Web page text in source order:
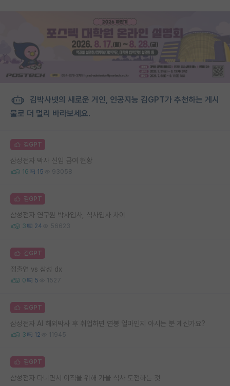
김박사넷의 새로운 거인, 인공지능 김GPT가 추천하는 게시
물로 더 멀리 바라보세요.
김GPT
삼성전자 박사 신입 급여 현황
16 15 93058
김GPT
삼성전자 연구원 박사입사, 석사입사 차이
3 24 56623
김GPT
정출연 vs 삼성 dx
0 5 1527
김GPT
삼성전자 AI 해외박사 후 취업하면 연봉 얼마인지 아시는 분 계신가요?
3 12 11945
김GPT
삼성전자 다니면서 이직을 위해 가을 석사 도전하는 것